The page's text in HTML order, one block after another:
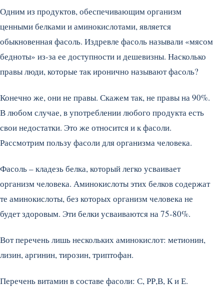
Одним из продуктов, обеспечивающим организм
ценными белками и аминокислотами, является
обыкновенная фасоль. Издревле фасоль называли «мясом
бедноты» из-за ее доступности и дешевизны. Насколько
правы люди, которые так иронично называют фасоль?
Конечно же, они не правы. Скажем так, не правы на 90%.
В любом случае, в употреблении любого продукта есть
свои недостатки. Это же относится и к фасоли.
Рассмотрим пользу фасоли для организма человека.
Фасоль – кладезь белка, который легко усваивает
организм человека. Аминокислоты этих белков содержат
те аминокислоты, без которых организм человека не
будет здоровым. Эти белки усваиваются на 75-80%.
Вот перечень лишь нескольких аминокислот: метионин,
лизин, аргинин, тирозин, триптофан.
Перечень витамин в составе фасоли: С, РР,В, К и Е.